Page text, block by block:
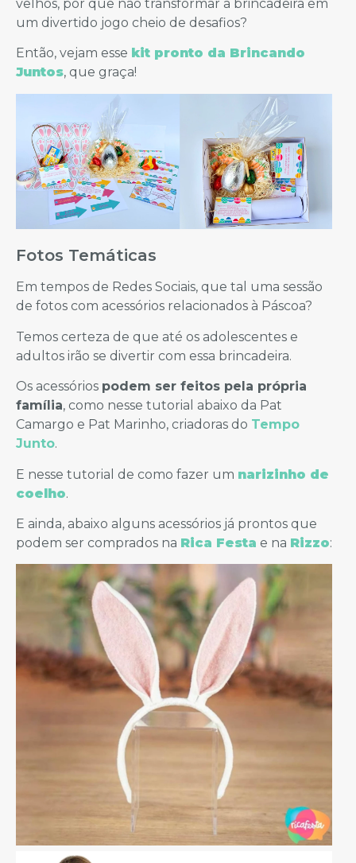
velhos, por que não transformar a brincadeira em
um divertido jogo cheio de desafios?
Então, vejam esse kit pronto da Brincando
Juntos, que graça!
Fotos Temáticas
Em tempos de Redes Sociais, que tal uma sessão
de fotos com acessórios relacionados à Páscoa?
Temos certeza de que até os adolescentes e
adultos irão se divertir com essa brincadeira.
Os acessórios podem ser feitos pela própria
família, como nesse tutorial abaixo da Pat
Camargo e Pat Marinho, criadoras do Tempo
Junto.
E nesse tutorial de como fazer um narizinho de
coelho.
E ainda, abaixo alguns acessórios já prontos que
podem ser comprados na Rica Festa e na Rizzo: